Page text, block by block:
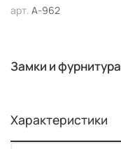
арт. А-962
Замки и фурнитура
Характеристики